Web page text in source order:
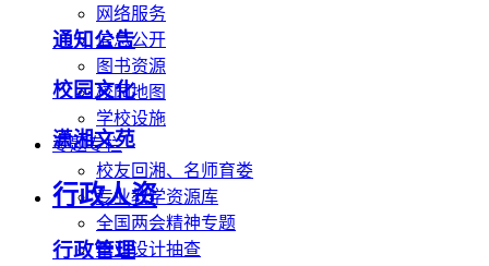
网络服务
信息公开
图书资源
校园地图
学校设施
专题专栏
校友回湘、名师育娄
专业教学资源库
全国两会精神专题
毕业设计抽查
通知公告
校园文化
潇湘文苑
行政人资
行政管理